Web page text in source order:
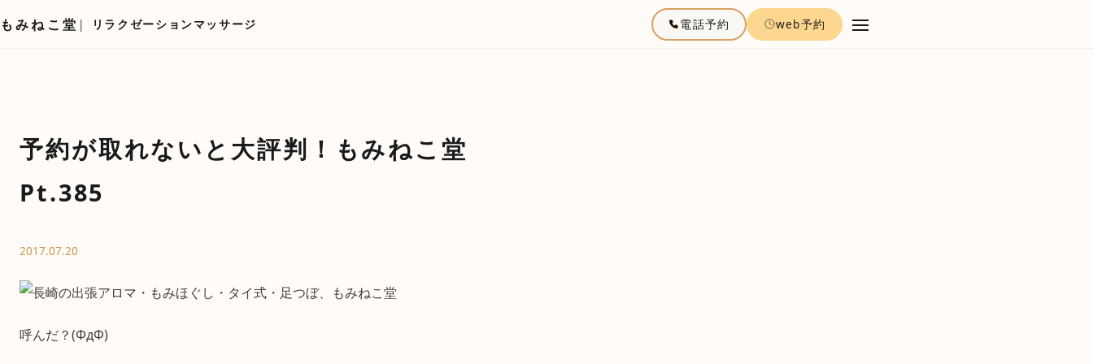
もみねこ堂 リラクゼーションマッサージ 電話予約 web予約
予約が取れないと大評判！もみねこ堂
Pt.385
2017.07.20
呼んだ？(ΦдΦ)